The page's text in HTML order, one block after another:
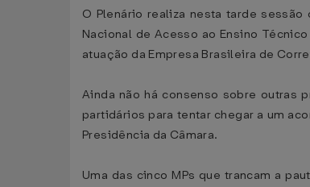
O Plenário realiza nesta tarde
Nacional de Acesso ao Ensino
atuação da Empresa Brasileira de
Ainda não há consenso sobre outras
partidários para tentar chegar a um
Presidência da Câmara.
Uma das cinco MPs que trancam a